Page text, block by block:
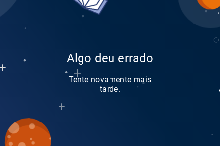
Algo deu errado
Tente novamente mais
tarde.